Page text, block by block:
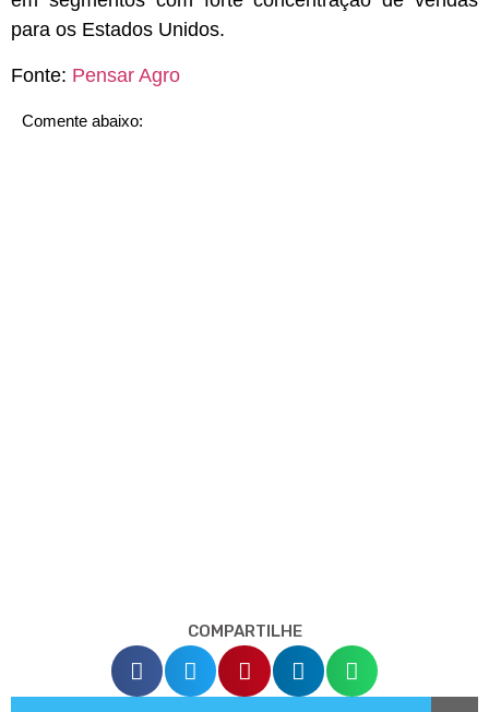
para os Estados Unidos.
Fonte: Pensar Agro
Comente abaixo:
COMPARTILHE